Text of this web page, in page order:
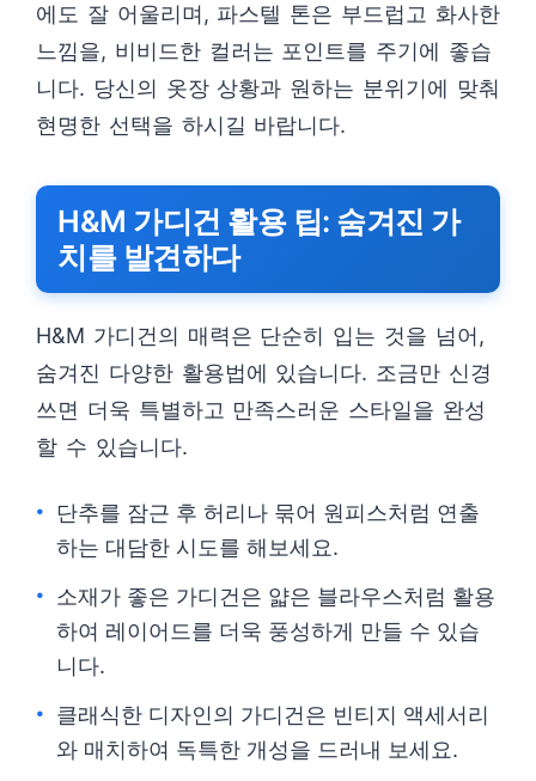
에도 잘 어울리며, 파스텔 톤은 부드럽고 화사한
느낌을, 비비드한 컬러는 포인트를 주기에 좋습
니다. 당신의 옷장 상황과 원하는 분위기에 맞춰
현명한 선택을 하시길 바랍니다.
H&M 가디건 활용 팁: 숨겨진 가
치를 발견하다
H&M 가디건의 매력은 단순히 입는 것을 넘어,
숨겨진 다양한 활용법에 있습니다. 조금만 신경
쓰면 더욱 특별하고 만족스러운 스타일을 완성
할 수 있습니다.
단추를 잠근 후 허리나 묶어 원피스처럼 연출
하는 대담한 시도를 해보세요.
소재가 좋은 가디건은 얇은 블라우스처럼 활용
하여 레이어드를 더욱 풍성하게 만들 수 있습
니다.
클래식한 디자인의 가디건은 빈티지 액세서리
와 매치하여 독특한 개성을 드러내 보세요.